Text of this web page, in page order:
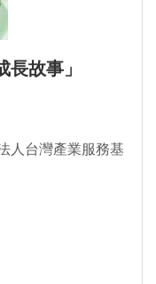
長故事」
人台灣產業服務基